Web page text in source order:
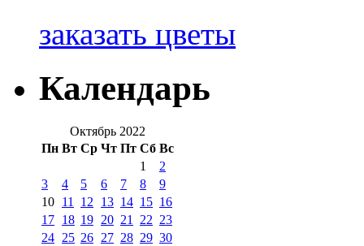
заказать цветы
Календарь
Октябрь 2022
Пн Вт Ср Чт Пт Сб Вс
1
2
3
4 5 6 7 8
9
10 11 12 13 14 15 16
17 18 19 20 21 22 23
24 25 26 27 28 29 30